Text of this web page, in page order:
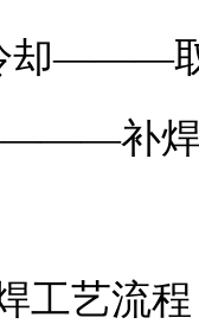
———取
———补
艺流程